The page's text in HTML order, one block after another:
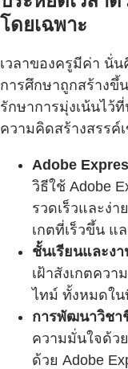
โดยเฉพาะ
เวลาของครูมีค่า นั่น
การศึกษาถูกสร้างขึ้
รักษาการมุ่งเน้นไว้
ความคิดสร้างสรรค์
Adobe
วิธีใช้ Adobe
รวดเร็วและง่า
เกตที่เร็วขึ้น แ
ชั้นเรียนและง
เฝ้าสังเกตคว
ไทม์ ทั้งหมดใน
การพัฒนาวิชา
ความมั่นใจด้ว
ด้วย Adobe